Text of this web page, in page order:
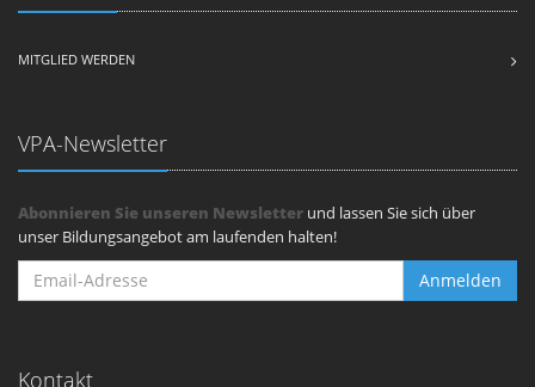
MITGLIED WERDEN
VPA-Newsletter
Abonnieren Sie unseren Newsletter und lassen Sie sich über
unser Bildungsangebot am laufenden halten!
Anmelden
Kontakt